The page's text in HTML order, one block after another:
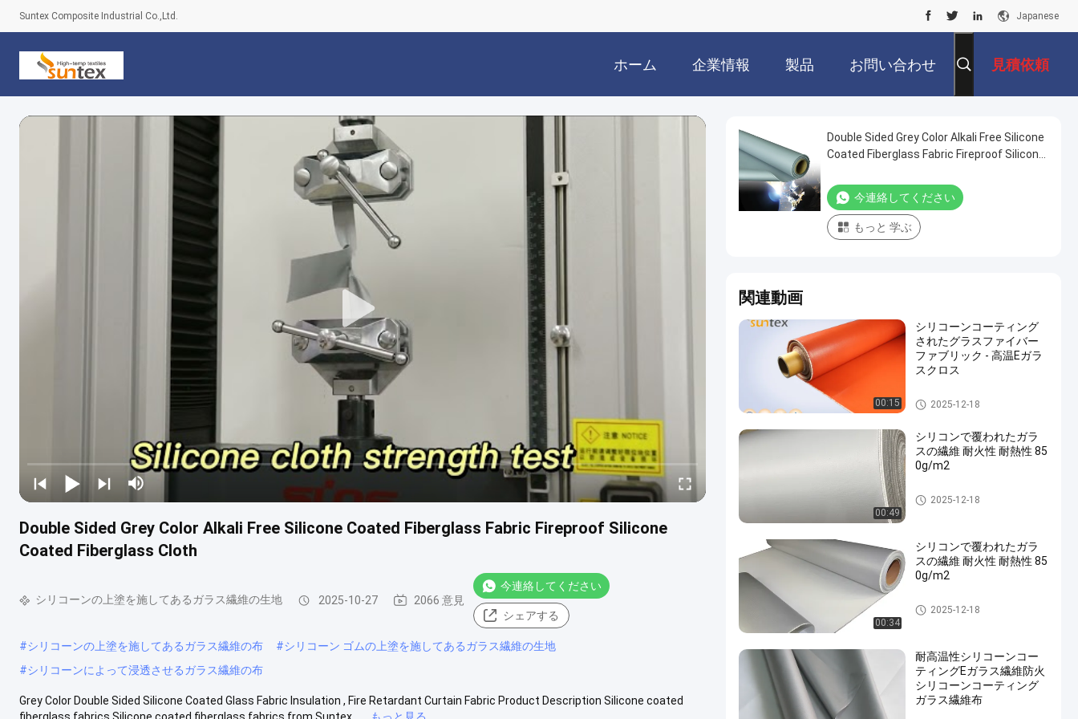
Suntex Composite Industrial Co.,Ltd. Japanese
ホーム 企業情報 製品 お問い合わせ 見積依頼
Double Sided Grey Color Alkali Free Silicone Coated Fiberglass Fabric Fireproof Silicone
Coated Fiberglass Cloth
シリコーンの上塗を施してあるガラス繊維の生地 2025-10-27 2066 意見
今連絡してください
シェアする
#シリコーンの上塗を施してあるガラス繊維の布 #シリコーン ゴムの上塗を施してあるガラス繊維の生地
#シリコーンによって浸透させるガラス繊維の布
Grey Color Double Sided Silicone Coated Glass Fabric Insulation , Fire Retardant Curtain Fabric Product Description Silicone coated
fiberglass fabrics Silicone coated fiberglass fabrics from Suntex .....
もっと見る
Double Sided Grey Color Alkali Free Silicone
Coated Fiberglass Fabric Fireproof Silicone
今連絡してください
もっと 学ぶ
関連動画
00:15
シリコーンコーティング
されたグラスファイバー
ファブリック - 高温Eガラ
スクロス
シリコーンの上塗を施してあ
るガラス繊維の生地
2025-12-18
00:49
シリコンで覆われたガラ
スの繊維 耐火性 耐熱性 85
0g/m2
シリコーンの上塗を施してあ
るガラス繊維の生地
2025-12-18
00:34
シリコンで覆われたガラ
スの繊維 耐火性 耐熱性 85
0g/m2
シリコーンの上塗を施してあ
るガラス繊維の生地
2025-12-18
耐高温性シリコーンコー
ティングEガラス繊維防火
シリコーンコーティング
ガラス繊維布